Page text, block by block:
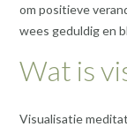
om positieve
wees geduldig en
Wat is
Visualisatie